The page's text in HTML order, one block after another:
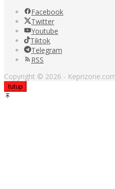
Facebook
Twitter
Youtube
Tiktok
Telegram
RSS
Copyright © 2026 -
tutup